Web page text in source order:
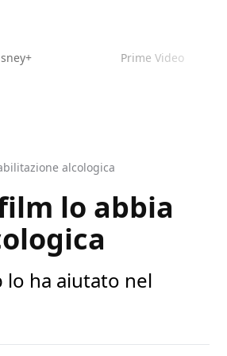
Prime Video
alcologica
lo abbia
lo ha aiutato nel